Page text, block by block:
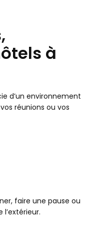
à
d’un environnement
réunions ou vos
faire une pause ou